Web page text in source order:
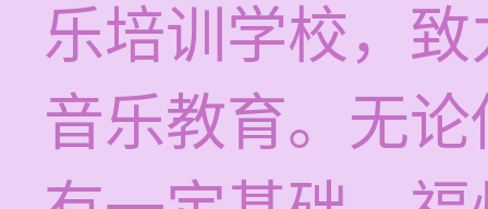
乐培训学校，
音乐教育。无